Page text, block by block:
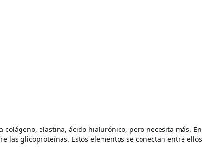
elastina, ácido hialurónico, pero necesita más.
las glicoproteínas. Estos elementos se conectan entre